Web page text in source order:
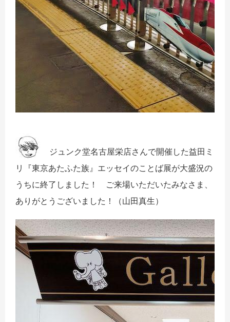
ジュンク堂名古屋栄店さんで開催した益田ミ
リ『東京あたふた族』エッセイのことば展が大盛況の
うちに終了しました！ ご来場いただいたみなさま、
ありがとうございました！（山田真生）